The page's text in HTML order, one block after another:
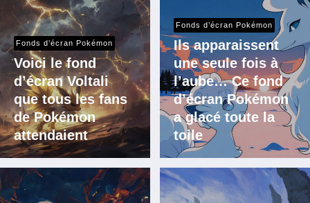
Fonds d’écran Pokémon
Voici le fond
d’écran Voltali
que tous les fans
de Pokémon
attendaient
Fonds d’écran Pokémon
Ils apparaissent
une seule fois à
l’aube… Ce fond
d’écran Pokémon
a glacé toute la
toile